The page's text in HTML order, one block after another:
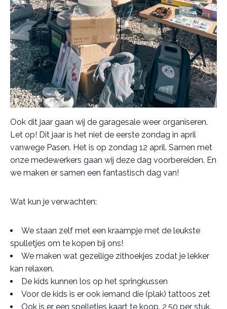
Ook dit jaar gaan wij de garagesale weer organiseren.
Let op! Dit jaar is het niet de eerste zondag in april
vanwege Pasen. Het is op zondag 12 april. Samen met
onze medewerkers gaan wij deze dag voorbereiden. En
we maken er samen een fantastisch dag van!
Wat kun je verwachten:
We staan zelf met een kraampje met de leukste
spulletjes om te kopen bij ons!
We maken wat gezellige zithoekjes zodat je lekker
kan relaxen.
De kids kunnen los op het springkussen
Voor de kids is er ook iemand die (plak) tattoos zet
Ook is er een spelletjes kaart te koop. 2,50 per stuk.